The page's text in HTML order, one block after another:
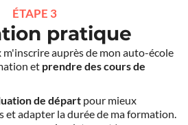
ÉTAPE 3
pratique
m'inscrire auprès de mon auto-école
et prendre des cours de
de départ pour mieux
et adapter la durée de ma formation.